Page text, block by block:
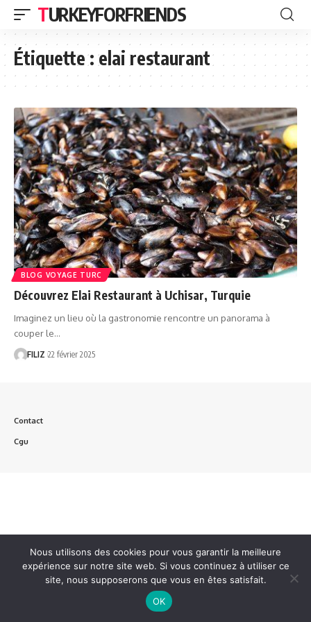
TURKEYFORFRIENDS
Étiquette :elai restaurant
BLOG VOYAGE TURC
Découvrez Elai Restaurant à Uchisar, Turquie
Imaginez un lieu où la gastronomie rencontre un panorama à
couper le…
FILIZ 22 février 2025
Contact
Cgu
Nous utilisons des cookies pour vous garantir la meilleure
expérience sur notre site web. Si vous continuez à utiliser ce
site, nous supposerons que vous en êtes satisfait.
OK